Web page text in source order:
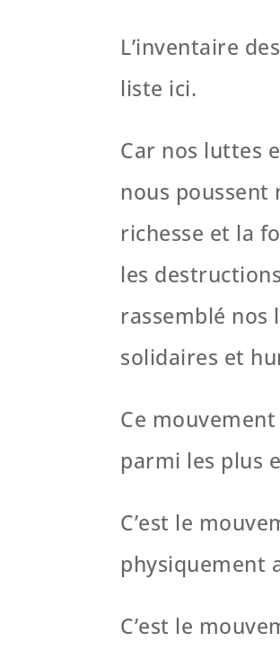
L’inventaire
liste ici.
Car nos luttes
nous poussent
richesse et la
les
rassemblé
solidaires et
Ce
parmi les plus
C’est le
physiquement
C’est le